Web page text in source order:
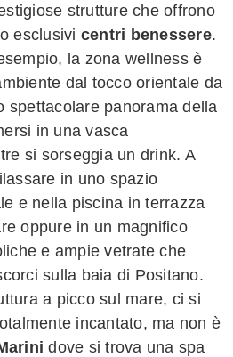
strutture che offrono
esclusivi centri benessere.
la zona wellness è
dal tocco orientale da
spettacolare panorama della
in una vasca
si sorseggia un drink. A
in uno spazio
e nella piscina in terrazza
oppure in un magnifico
e ampie vetrate che
sulla baia di Positano.
a picco sul mare, ci si
incantato, ma non è
dove si trova una spa